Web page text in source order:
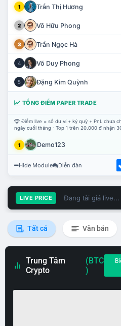
1 Trần Thị Hương
2 Võ Hữu Phong
3 Trần Ngọc Hà
4 Võ Duy Phong
5 Đặng Kim Quỳnh
TỔNG ĐIỂM PAPER TRADE
Điểm live = số dư ví + ký quỹ + PnL chưa
ngày cuối tháng · Top 1 trên 20.000 đ nhận
1 Demo123
Hide Module Diễn đàn
LIVE PRICE Đang tải giá live...
Tất cả Văn bản
Trung Tâm
Crypto
(BTC
)